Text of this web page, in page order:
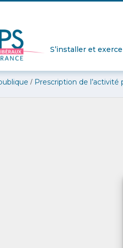
S’installer et
/ Prescription de l’activité